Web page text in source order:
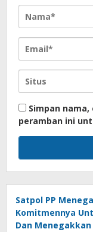
Simpan
peramban ini
Satpol PP
Komitmennya
Dan